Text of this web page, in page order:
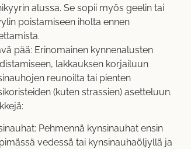
alussa. Se sopii myös geelin tai
poistamiseen iholta ennen
pää: Erinomainen kynnenalusten
lakkauksen korjailuun
reunoilta tai pienten
(kuten strassien) asetteluun.
Pehmennä kynsinauhat ensin
vedessä tai kynsinauhaöljyllä ja